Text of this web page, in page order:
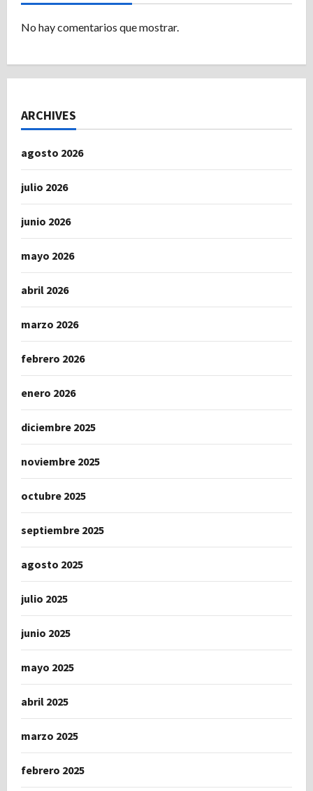
No hay comentarios que mostrar.
ARCHIVES
agosto 2026
julio 2026
junio 2026
mayo 2026
abril 2026
marzo 2026
febrero 2026
enero 2026
diciembre 2025
noviembre 2025
octubre 2025
septiembre 2025
agosto 2025
julio 2025
junio 2025
mayo 2025
abril 2025
marzo 2025
febrero 2025